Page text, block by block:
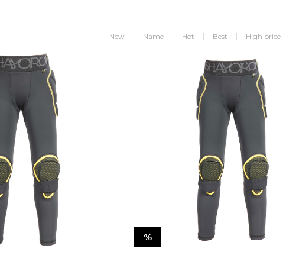
New Name Hot Best High price
%